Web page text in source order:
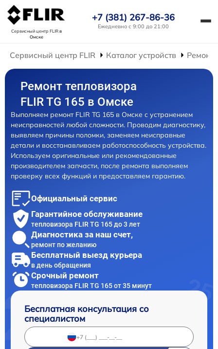
Сервисный центр FLIRв
Омске
+7 (381) 267-86-36
Ежедневно с 9:00 до 21:00
Сервисный центр FLIR Каталог устройств Ремонт
Ремонт тепловизора
FLIR TG 165 в Омске
Выполняем ремонт FLIR TG 165 в Омске с устранением
неисправностей любой сложности. Проводим диагностику,
выявляем причины поломки, заменяем неисправные
детали и восстанавливаем работоспособность устройства.
Используем оригинальные или рекомендованные
производителем запчасти, после ремонта выполняем
проверку всех функций и предоставляем гарантию.
Официальный сервис
Гарантийное обслуживание
тепловизора FLIR TG 165 до 3 лет
Диагностика за наш счет,
ремонт по желанию
Бесплатный выезд курьера
в день обращения
Срочный ремонт
тепловизора FLIR TG 165 от 35 минут
Бесплатная консультация со
специалистом